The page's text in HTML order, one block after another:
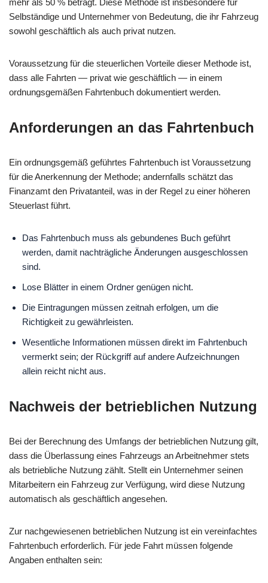
Selbständige und Unternehmer von Bedeutung, die ihr Fahrzeug
sowohl geschäftlich als auch privat nutzen.
Voraussetzung für die steuerlichen Vorteile dieser Methode ist,
dass alle Fahrten — privat wie geschäftlich — in einem
ordnungsgemäßen Fahrtenbuch dokumentiert werden.
Anforderungen an das Fahrtenbuch
Ein ordnungsgemäß geführtes Fahrtenbuch ist Voraussetzung
für die Anerkennung der Methode; andernfalls schätzt das
Finanzamt den Privatanteil, was in der Regel zu einer höheren
Steuerlast führt.
Das Fahrtenbuch muss als gebundenes Buch geführt
werden, damit nachträgliche Änderungen ausgeschlossen
sind.
Lose Blätter in einem Ordner genügen nicht.
Die Eintragungen müssen zeitnah erfolgen, um die
Richtigkeit zu gewährleisten.
Wesentliche Informationen müssen direkt im Fahrtenbuch
vermerkt sein; der Rückgriff auf andere Aufzeichnungen
allein reicht nicht aus.
Nachweis der betrieblichen Nutzung
Bei der Berechnung des Umfangs der betrieblichen Nutzung gilt,
dass die Überlassung eines Fahrzeugs an Arbeitnehmer stets
als betriebliche Nutzung zählt. Stellt ein Unternehmer seinen
Mitarbeitern ein Fahrzeug zur Verfügung, wird diese Nutzung
automatisch als geschäftlich angesehen.
Zur nachgewiesenen betrieblichen Nutzung ist ein vereinfachtes
Fahrtenbuch erforderlich. Für jede Fahrt müssen folgende
Angaben enthalten sein: